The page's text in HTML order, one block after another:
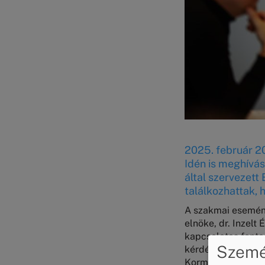
2025. február
Idén is
által szervezett
találkozhattak,
A szakmai
elnöke, dr. Inzelt
kapcsolatos
kérdéseket a
Kormányhivatala